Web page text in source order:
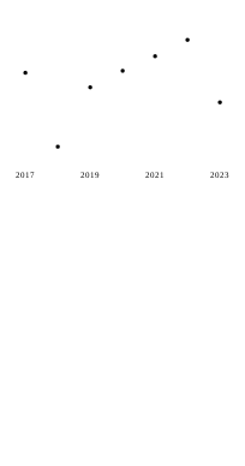
2017 2019 2021 2023